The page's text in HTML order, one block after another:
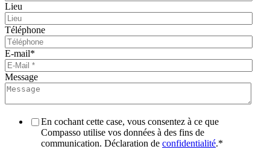
Lieu
Téléphone
E-mail*
Message
En cochant cette case, vous consentez à ce que
Compasso utilise vos données à des fins de
communication. Déclaration de confidentialité.*